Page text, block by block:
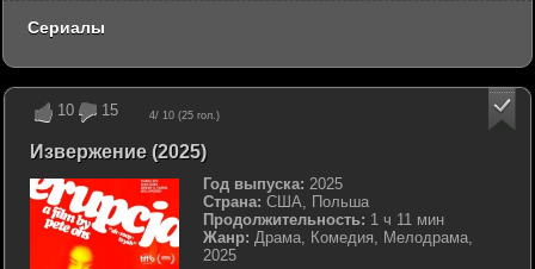
10 15 4/ 10 (25 гол.)
Извержение (2025)
Год выпуска: 2025
Страна: США, Польша
Продолжительность: 1 ч 11 мин
Жанр: Драма, Комедия, Мелодрама,
2025
Сериалы